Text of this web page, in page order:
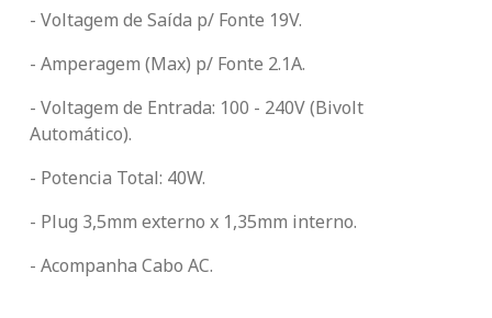
- Voltagem de Saída p/ Fonte 19V.
- Amperagem (Max) p/ Fonte 2.1A.
- Voltagem de Entrada: 100 - 240V (Bivolt
Automático).
- Potencia Total: 40W.
- Plug 3,5mm externo x 1,35mm interno.
- Acompanha Cabo AC.